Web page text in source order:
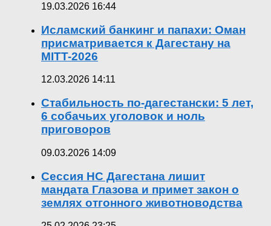
19.03.2026 16:44
Исламский банкинг и папахи: Оман
присматривается к Дагестану на
MITT-2026
12.03.2026 14:11
Стабильность по-дагестански: 5 лет,
6 собачьих уголовок и ноль
приговоров
09.03.2026 14:09
Сессия НС Дагестана лишит
мандата Глазова и примет закон о
землях отгонного животноводства